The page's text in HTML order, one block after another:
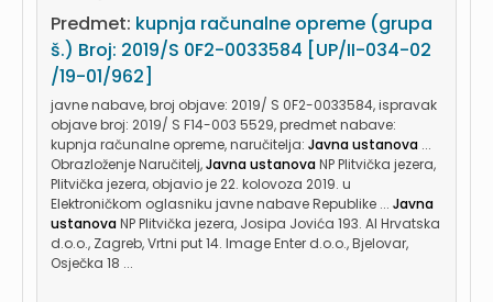
Predmet: kupnja računalne opreme (grupa
š.) Broj: 2019/S 0F2-0033584 [UP/II-034-02
/19-01/962]
javne nabave, broj objave: 2019/ S 0F2-0033584, ispravak
objave broj: 2019/ S F14-003 5529, predmet nabave:
kupnja računalne opreme, naručitelja: Javna ustanova ...
Obrazloženje Naručitelj,Javna ustanovaNP Plitvička jezera,
Plitvička jezera, objavio je 22. kolovoza 2019. u
Elektroničkom oglasniku javne nabave Republike ... Javna
ustanovaNP Plitvička jezera, Josipa Jovića 193. Al Hrvatska
d.o.o., Zagreb, Vrtni put 14. Image Enter d.o.o., Bjelovar,
Osječka 18 ...